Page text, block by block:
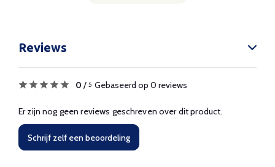
Reviews
0 / 5 Gebaseerd op 0 reviews
Er zijn nog geen reviews geschreven over dit product.
Schrijf zelf een beoordeling